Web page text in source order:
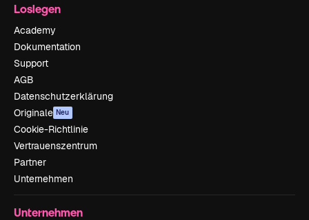
Loslegen
Academy
Dokumentation
Support
AGB
Datenschutzerklärung
Originale Neu
Cookie-Richtlinie
Vertrauenszentrum
Partner
Unternehmen
Unternehmen